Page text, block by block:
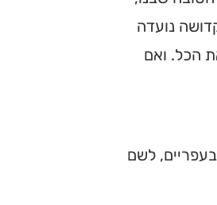
נועדה
הכל. ואם
לשם